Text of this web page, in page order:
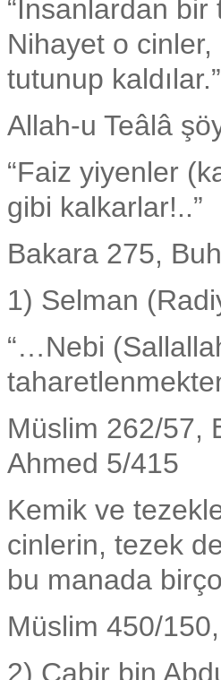
“İnsanlardan
Nihayet o
tutunup kaldılar.”
Allah-u Teâlâ
“Faiz yiyenler
gibi kalkarlar!..”
Bakara 275,
1) Selman
“…Nebi
Müslim 262/57,
Ahmed 5/415
Kemik ve
cinlerin, tezek
bu manada
Müslim 450/
2) Cabir bin